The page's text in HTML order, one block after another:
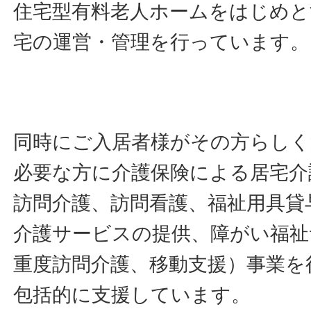
住宅型有料老人ホームをはじめ
宅の運営・管理を行っています。
同時にご入居者様がその方らし
必要な方に介護保険による居宅
訪問介護、訪問看護、福祉用具
介護サービスの提供、障がい福
重度訪問介護、移動支援）事業
包括的に支援しています。